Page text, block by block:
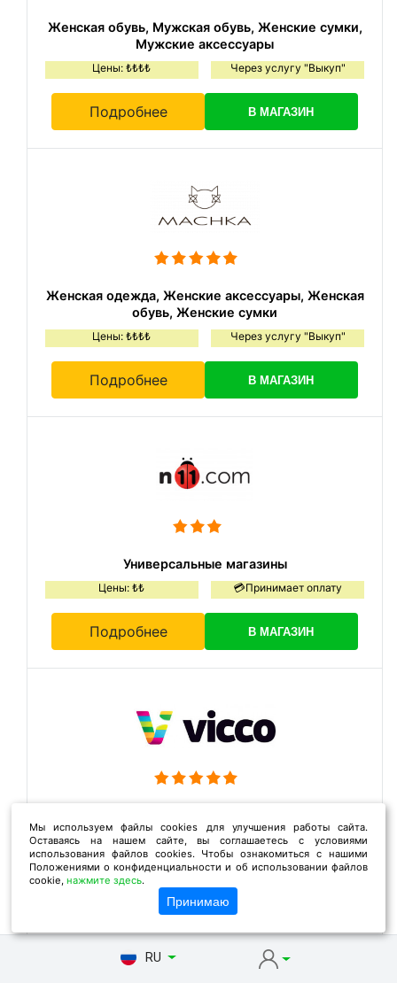
Женская обувь, Мужская обувь, Женские сумки,
Мужские аксессуары
Цены: ₺₺₺₺ Через услугу "Выкуп"
Подробнее В МАГАЗИН
Женская одежда, Женские аксессуары, Женская
обувь, Женские сумки
Цены: ₺₺₺₺ Через услугу "Выкуп"
Подробнее В МАГАЗИН
Универсальные магазины
Цены: ₺₺ 💳Принимает оплату
Подробнее В МАГАЗИН
Цены: ₺₺ 💳Принимает оплату
Подробнее
RU
Мы используем файлы cookies для улучшения работы сайта.
Оставаясь на нашем сайте, вы соглашаетесь с условиями
использования файлов cookies. Чтобы ознакомиться с нашими
Положениями о конфиденциальности и об использовании файлов
cookie,нажмите здесь.
Принимаю